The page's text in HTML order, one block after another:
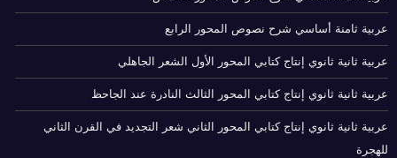
عربية ثامنة أساسي شرح نصوص المحور الرابع
عربية ثانية ثانوي إنتاج كتابي المحور الأول الشعر الجاهلي
عربية ثانية ثانوي إنتاج كتابي المحور الثالث النادرة عند الجاحظ
عربية ثانية ثانوي إنتاج كتابي المحور الثاني شعر التجديد في القرن الثاني
للهجرة